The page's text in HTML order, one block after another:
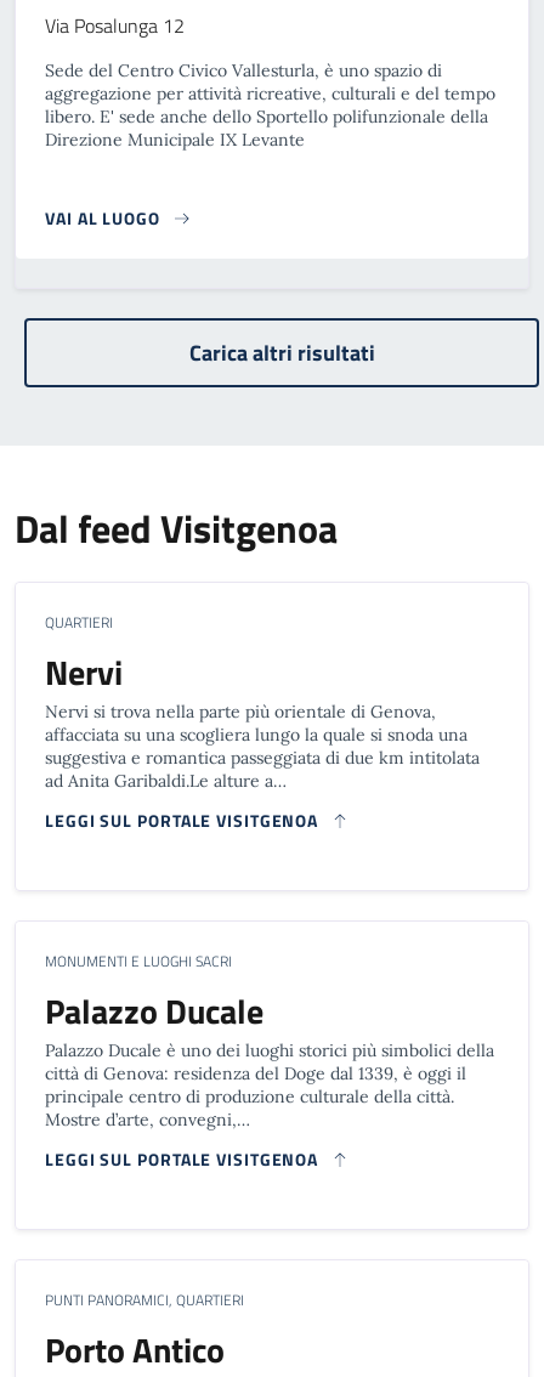
Via Posalunga 12
Sede del Centro Civico Vallesturla, è uno spazio di
aggregazione per attività ricreative, culturali e del tempo
libero. E' sede anche dello Sportello polifunzionale della
Direzione Municipale IX Levante
VAI AL LUOGO
Paginazione Carica altri risultati
Dal feed Visitgenoa
QUARTIERI
Nervi
Nervi si trova nella parte più orientale di Genova,
affacciata su una scogliera lungo la quale si snoda una
suggestiva e romantica passeggiata di due km intitolata
ad Anita Garibaldi.Le alture a…
LEGGI SUL PORTALE VISITGENOA
MONUMENTI E LUOGHI SACRI
Palazzo Ducale
Palazzo Ducale è uno dei luoghi storici più simbolici della
città di Genova: residenza del Doge dal 1339, è oggi il
principale centro di produzione culturale della città.
Mostre d’arte, convegni,…
LEGGI SUL PORTALE VISITGENOA
PUNTI PANORAMICI, QUARTIERI
Porto Antico